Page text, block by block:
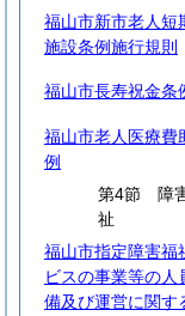
福山市新市老人短
施設条例施行規則
福山市長寿祝金条
福山市老人医療費
例
第4節 障
祉
福山市指定障害福
ビスの事業等の人
備及び運営に関す